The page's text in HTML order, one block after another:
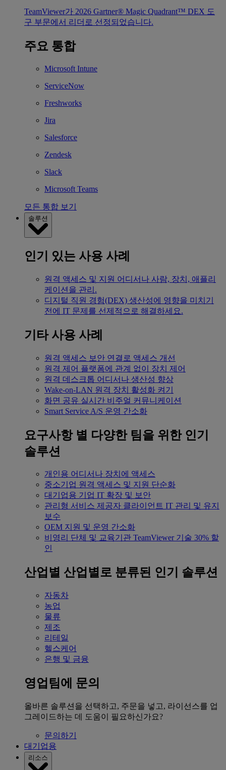
TeamViewer가 2026 Gartner® Magic Quadrant™ DEX 도
구 부문에서 리더로 선정되었습니다.
주요 통합
Microsoft Intune
ServiceNow
Freshworks
Jira
Salesforce
Zendesk
Slack
Microsoft Teams
모든 통합 보기
솔루션
인기 있는 사용 사례
원격 액세스 및 지원 어디서나 사람, 장치, 애플리
케이션을 관리.
디지털 직원 경험(DEX) 생산성에 영향을 미치기
전에 IT 문제를 선제적으로 해결하세요.
기타 사용 사례
원격 액세스 보안 연결로 액세스 개선
원격 제어 플랫폼에 관계 없이 장치 제어
원격 데스크톱 어디서나 생산성 향상
Wake-on-LAN 원격 장치 활성화 켜기
화면 공유 실시간 비주얼 커뮤니케이션
Smart Service A/S 운영 간소화
요구사항 별 다양한 팀을 위한 인기
솔루션
개인용 어디서나 장치에 액세스
중소기업 원격 액세스 및 지원 단순화
대기업용 기업 IT 확장 및 보안
관리형 서비스 제공자 클라이언트 IT 관리 및 유지
보수
OEM 지원 및 운영 간소화
비영리 단체 및 교육기관 TeamViewer 기술 30% 할
인
산업별 산업별로 분류된 인기 솔루션
자동차
농업
물류
제조
리테일
헬스케어
은행 및 금융
영업팀에 문의
올바른 솔루션을 선택하고, 주문을 넣고, 라이선스를 업
그레이드하는 데 도움이 필요하신가요?
문의하기
대기업용
리소스